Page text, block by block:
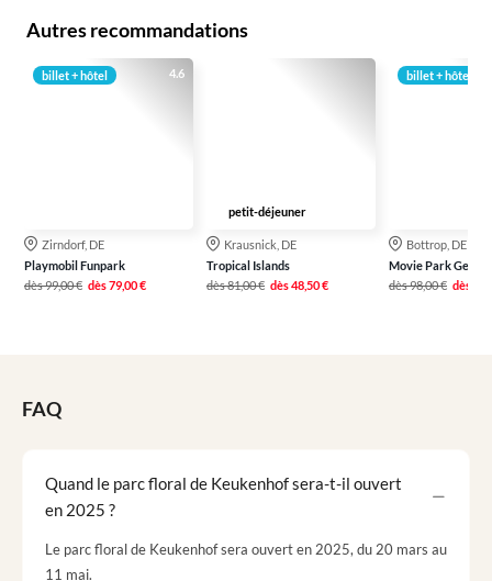
Autres recommandations
4.6
billet + hôtel
Zirndorf, DE
Playmobil Funpark
dès99,00 € dès79,00 €
petit-déjeuner
Krausnick, DE
Tropical Islands
dès81,00 € dès48,50 €
billet + hôtel
Bottrop, DE
Movie Park
dès98,00 € dès
FAQ
Quand le parc floral de Keukenhof sera-t-il ouvert
en 2025 ?
Le parc floral de Keukenhof sera ouvert en 2025, du 20 mars au
11 mai.